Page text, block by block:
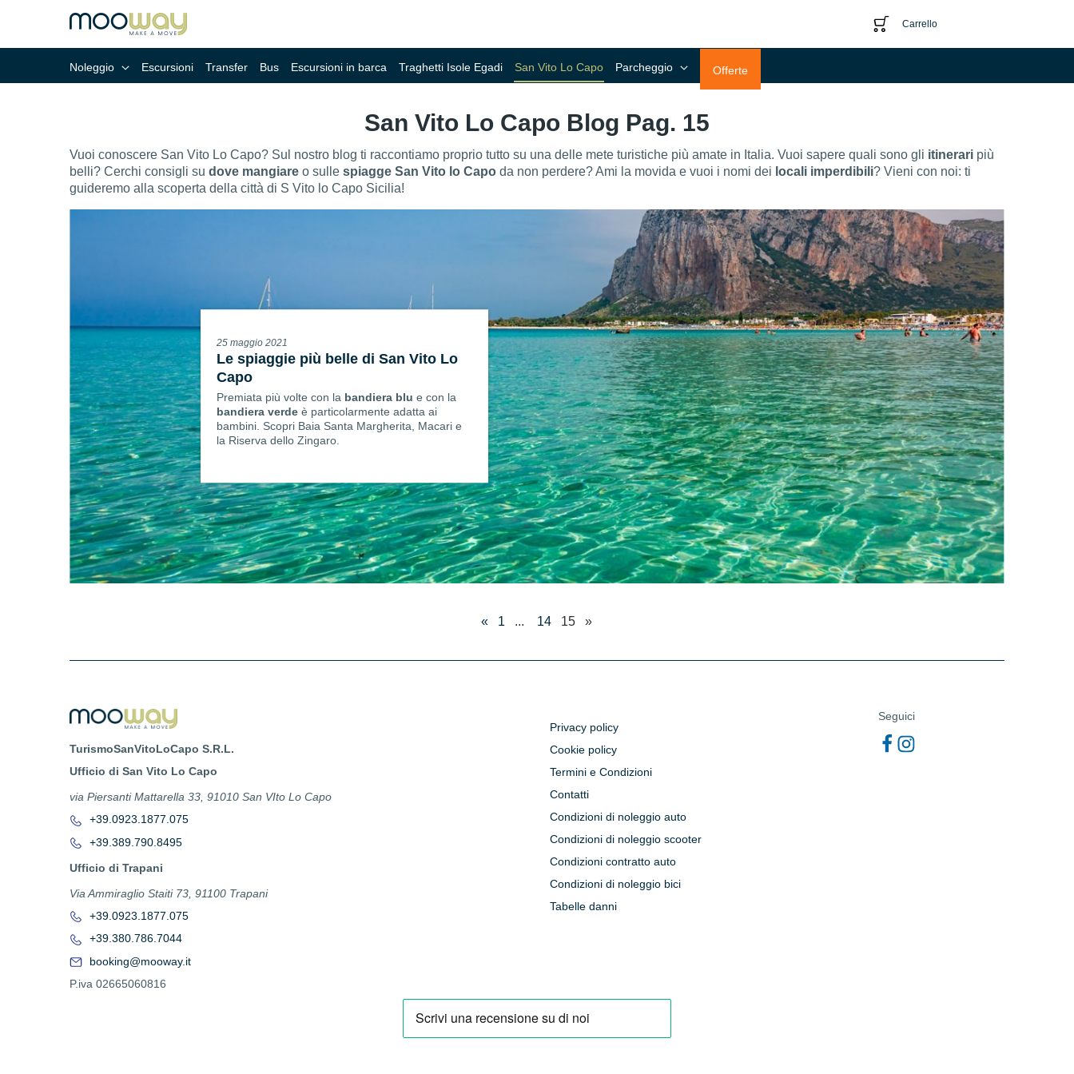
Carrello
Noleggio Escursioni Transfer Bus Escursioni in barca Traghetti Isole Egadi San Vito Lo Capo Parcheggio Offerte
San Vito Lo Capo Blog Pag. 15
Vuoi conoscere San Vito Lo Capo? Sul nostro blog ti raccontiamo proprio tutto su una delle mete turistiche più amate in Italia. Vuoi sapere quali sono gli itinerari più
belli? Cerchi consigli sudove mangiare o sullespiagge San Vito lo Capo da non perdere? Ami la movida e vuoi i nomi dei locali imperdibili? Vieni con noi: ti
guideremo alla scoperta della città di S Vito lo Capo Sicilia!
25 maggio 2021
Le spiaggie più belle di San Vito Lo
Capo
Premiata più volte con la bandiera blu e con la
bandiera verdeè particolarmente adatta ai
bambini. Scopri Baia Santa Margherita, Macari e
la Riserva dello Zingaro.
« 1 ... 14 15 »
TurismoSanVitoLoCapo S.R.L.
Ufficio di San Vito Lo Capo
via Piersanti Mattarella 33, 91010 San VIto Lo Capo
+39.0923.1877.075
+39.389.790.8495
Ufficio di Trapani
Via Ammiraglio Staiti 73, 91100 Trapani
+39.0923.1877.075
+39.380.786.7044
booking@mooway.it
P.iva 02665060816
Privacy policy
Cookie policy
Termini e Condizioni
Contatti
Condizioni di noleggio auto
Condizioni di noleggio scooter
Condizioni contratto auto
Condizioni di noleggio bici
Tabelle danni
Seguici